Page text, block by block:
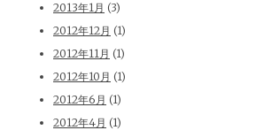
2013年1月 (3)
2012年12月 (1)
2012年11月 (1)
2012年10月 (1)
2012年6月 (1)
2012年4月 (1)